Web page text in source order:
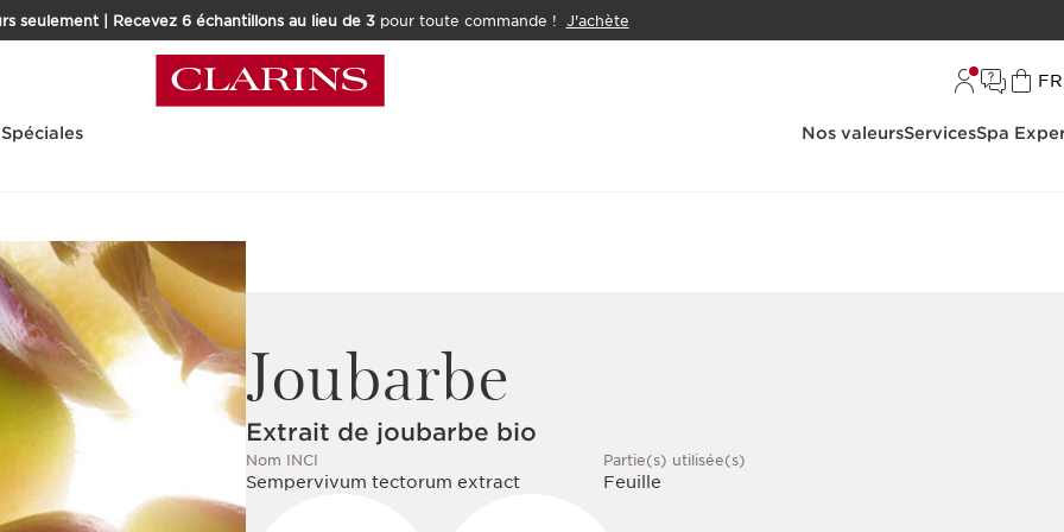
seulement | Recevez 6 échantillons au lieu de 3pour toute commande ! J'achète
FR
Nos valeursServicesSpa
Joubarbe
Extrait de joubarbe bio
Nom INCI
Sempervivum tectorum extract
Partie(s) utilisée(s)
Feuille